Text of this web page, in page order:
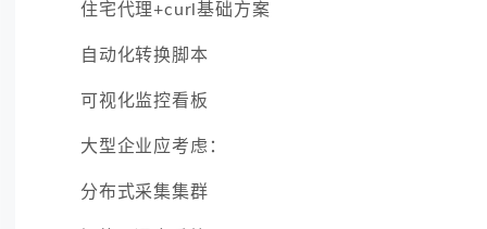
住宅代理+curl基础方案
自动化转换脚本
可视化监控看板
大型企业应考虑：
分布式采集集群